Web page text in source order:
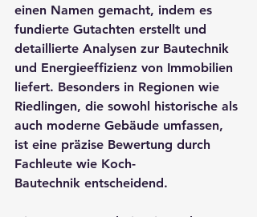
einen Namen gemacht, indem es
fundierte Gutachten erstellt und
detaillierte Analysen zur Bautechnik
und Energieeffizienz von Immobilien
liefert. Besonders in Regionen wie
Riedlingen, die sowohl historische als
auch moderne Gebäude umfassen,
ist eine präzise Bewertung durch
Fachleute wie Koch-
Bautechnik entscheidend.